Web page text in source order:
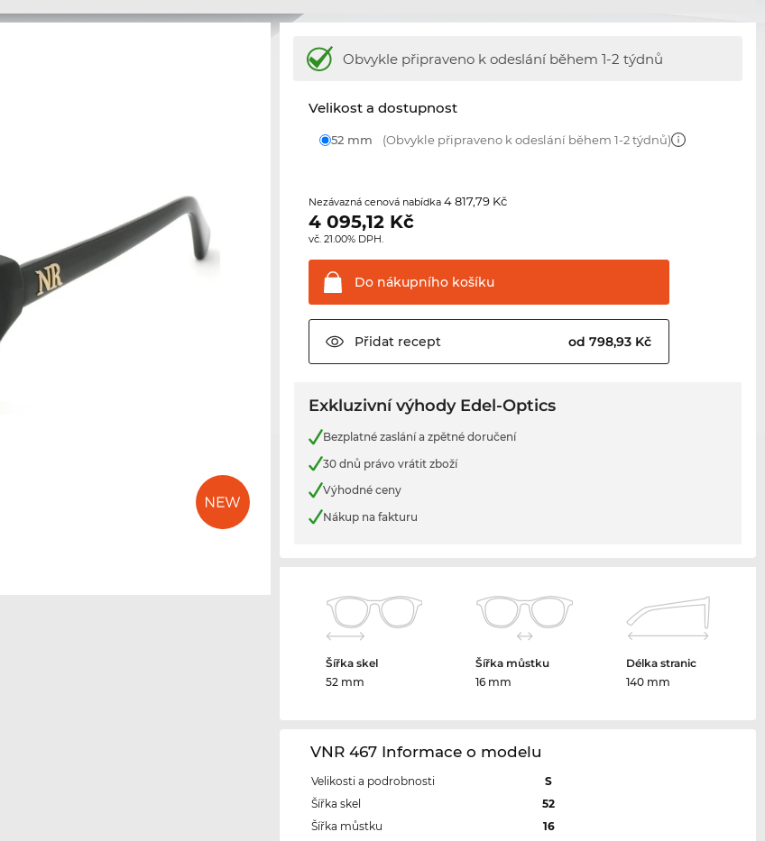
Obvykle připraveno k odeslání během 1-2 týdnů
Velikost a dostupnost
52 mm (Obvykle připraveno k odeslání během 1-2 týdnů)
Nezávazná cenová nabídka4 817,79 Kč
4 095,12 Kč
vč. 21.00% DPH.
Do nákupního košíku
Přidat recept od 798,93 Kč
Exkluzivní výhody Edel-Optics
Bezplatné zaslání a zpětné doručení
30 dnů právo vrátit zboží
Výhodné ceny
Nákup na fakturu
Šířka skel
52 mm
Šířka můstku
16 mm
Délka stranic
140 mm
VNR 467 Informace o modelu
Velikosti a podrobnosti
S
Šířka skel
52
Šířka můstku
16